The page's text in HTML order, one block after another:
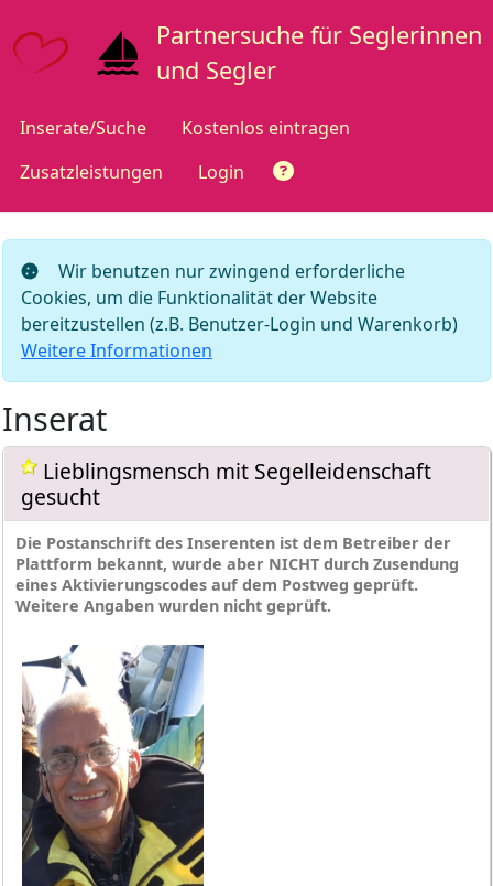
Partnersuche für Seglerinnen
und Segler
Inserate/Suche
Kostenlos eintragen
Zusatzleistungen
Login
Wir benutzen nur zwingend erforderliche
Cookies, um die Funktionalität der Website
bereitzustellen (z.B. Benutzer-Login und Warenkorb)
Weitere Informationen
Inserat
Lieblingsmensch mit Segelleidenschaft
gesucht
Die Postanschrift des Inserenten ist dem Betreiber der
Plattform bekannt, wurde aber NICHT durch Zusendung
eines Aktivierungscodes auf dem Postweg geprüft.
Weitere Angaben wurden nicht geprüft.